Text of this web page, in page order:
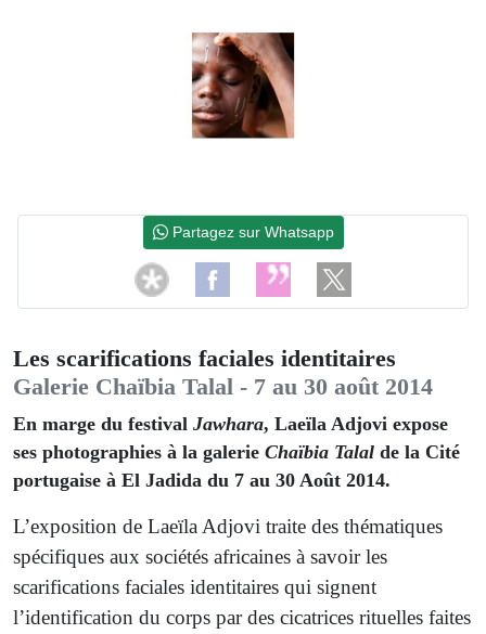
Les scarifications faciales identitaires
Galerie Chaïbia Talal - 7 au 30 août 2014
En marge du festival Jawhara, Laeïla Adjovi expose
ses photographies à la galerie Chaïbia Talal de la Cité
portugaise à El Jadida du 7 au 30 Août 2014.
L’exposition de Laeïla Adjovi traite des thématiques
spécifiques aux sociétés africaines à savoir les
scarifications faciales identitaires qui signent
l’identification du corps par des cicatrices rituelles faites
Partagez sur Whatsapp